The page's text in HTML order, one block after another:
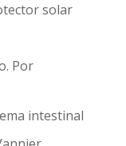
solar
Por
intestinal